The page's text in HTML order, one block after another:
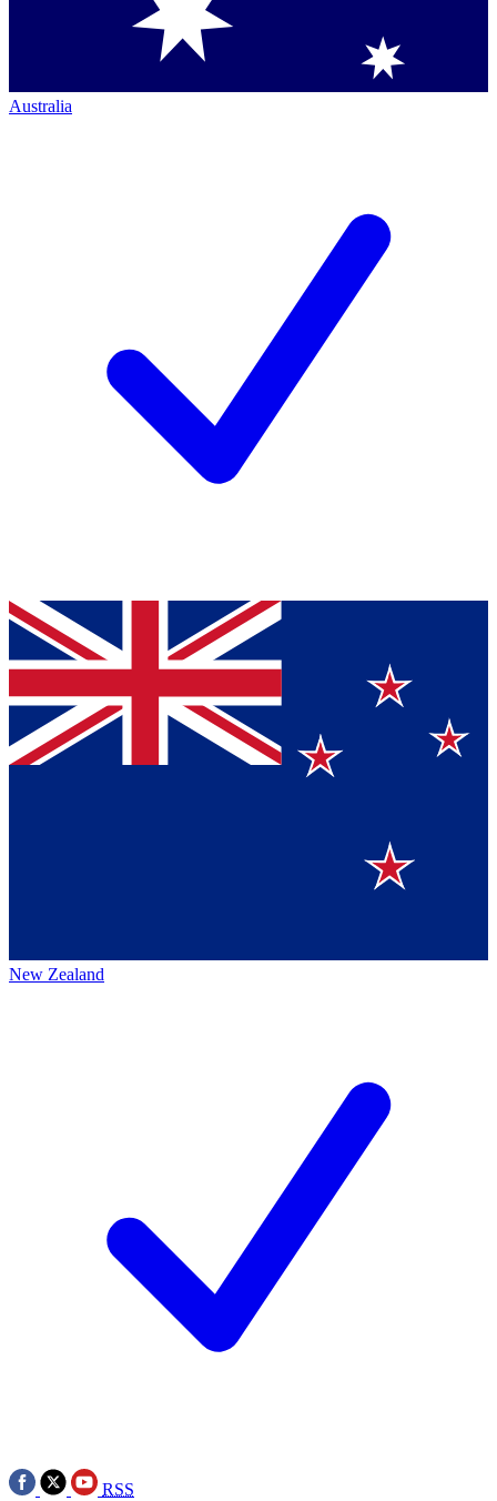
Australia
New Zealand
RSS